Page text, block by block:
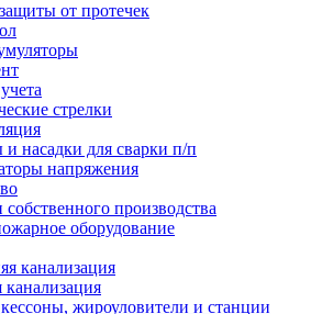
от протечек
стрелки
насадки для сварки п/п
напряжения
собственного производства
оборудование
канализация
жироуловители и станции